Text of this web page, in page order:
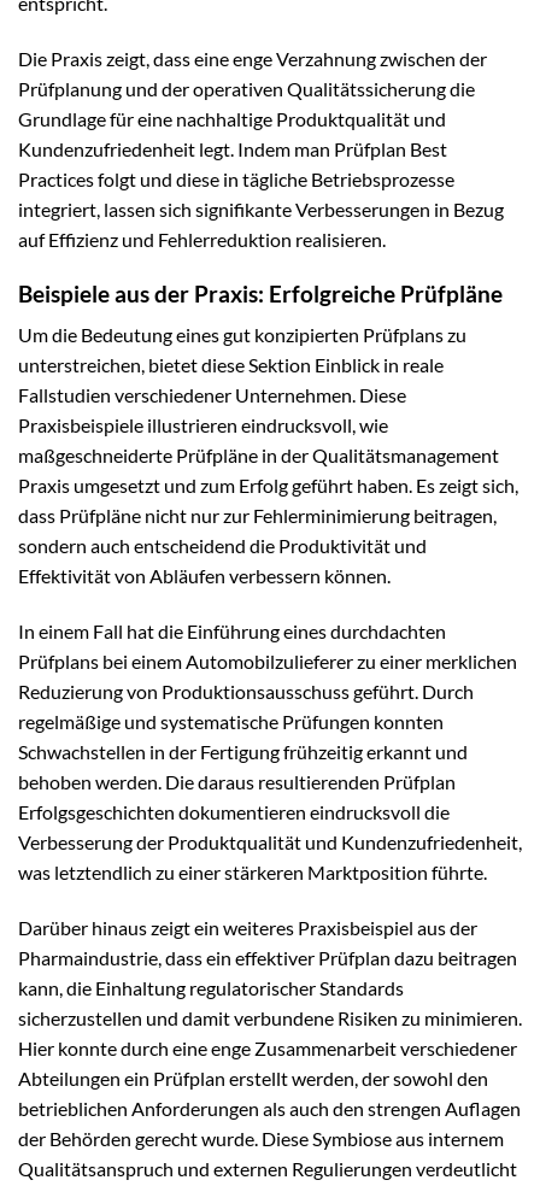
Die Praxis zeigt, dass eine enge Verzahnung zwischen der
Prüfplanung und der operativen Qualitätssicherung die
Grundlage für eine nachhaltige Produktqualität und
Kundenzufriedenheit legt. Indem man Prüfplan Best
Practices folgt und diese in tägliche Betriebsprozesse
integriert, lassen sich signifikante Verbesserungen in Bezug
auf Effizienz und Fehlerreduktion realisieren.
Beispiele aus der Praxis: Erfolgreiche Prüfpläne
Um die Bedeutung eines gut konzipierten Prüfplans zu
unterstreichen, bietet diese Sektion Einblick in reale
Fallstudien verschiedener Unternehmen. Diese
Praxisbeispiele illustrieren eindrucksvoll, wie
maßgeschneiderte Prüfpläne in der Qualitätsmanagement
Praxis umgesetzt und zum Erfolg geführt haben. Es zeigt sich,
dass Prüfpläne nicht nur zur Fehlerminimierung beitragen,
sondern auch entscheidend die Produktivität und
Effektivität von Abläufen verbessern können.
In einem Fall hat die Einführung eines durchdachten
Prüfplans bei einem Automobilzulieferer zu einer merklichen
Reduzierung von Produktionsausschuss geführt. Durch
regelmäßige und systematische Prüfungen konnten
Schwachstellen in der Fertigung frühzeitig erkannt und
behoben werden. Die daraus resultierenden Prüfplan
Erfolgsgeschichten dokumentieren eindrucksvoll die
Verbesserung der Produktqualität und Kundenzufriedenheit,
was letztendlich zu einer stärkeren Marktposition führte.
Darüber hinaus zeigt ein weiteres Praxisbeispiel aus der
Pharmaindustrie, dass ein effektiver Prüfplan dazu beitragen
kann, die Einhaltung regulatorischer Standards
sicherzustellen und damit verbundene Risiken zu minimieren.
Hier konnte durch eine enge Zusammenarbeit verschiedener
Abteilungen ein Prüfplan erstellt werden, der sowohl den
betrieblichen Anforderungen als auch den strengen Auflagen
der Behörden gerecht wurde. Diese Symbiose aus internem
Qualitätsanspruch und externen Regulierungen verdeutlicht